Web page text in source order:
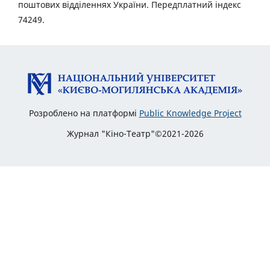
поштових відділеннях України. Передплатний індекс
74249.
Розроблено на платформі Public Knowledge Project
Журнал "Кіно-Театр"©2021-2026